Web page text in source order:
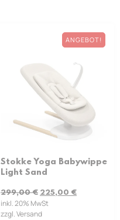
ANGEBOT!
Stokke Yoga Babywippe
Light Sand
299,00€ 225,00 €
inkl. 20% MwSt
zzgl. Versand